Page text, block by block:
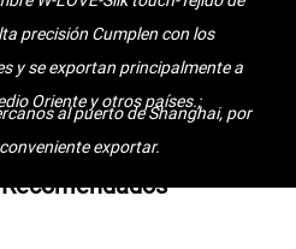
primero", con la integridad como
una industria de producción
central. Los valores de
de trabajo de "sincero y pragmático,
precisión Cumplen con los
y se exportan principalmente a
Oriente y otros países.;
al puerto de Shanghai, por
exportar.